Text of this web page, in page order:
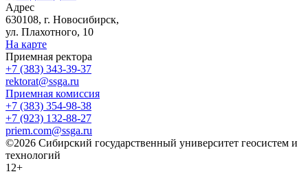
Адрес
630108, г. Новосибирск,
ул. Плахотного, 10
На карте
Приемная ректора
+7 (383) 343-39-37
rektorat@ssga.ru
Приемная комиссия
+7 (383) 354-98-38
+7 (923) 132-88-27
priem.com@ssga.ru
©2026 Сибирский государственный университет геосистем и
технологий
12+